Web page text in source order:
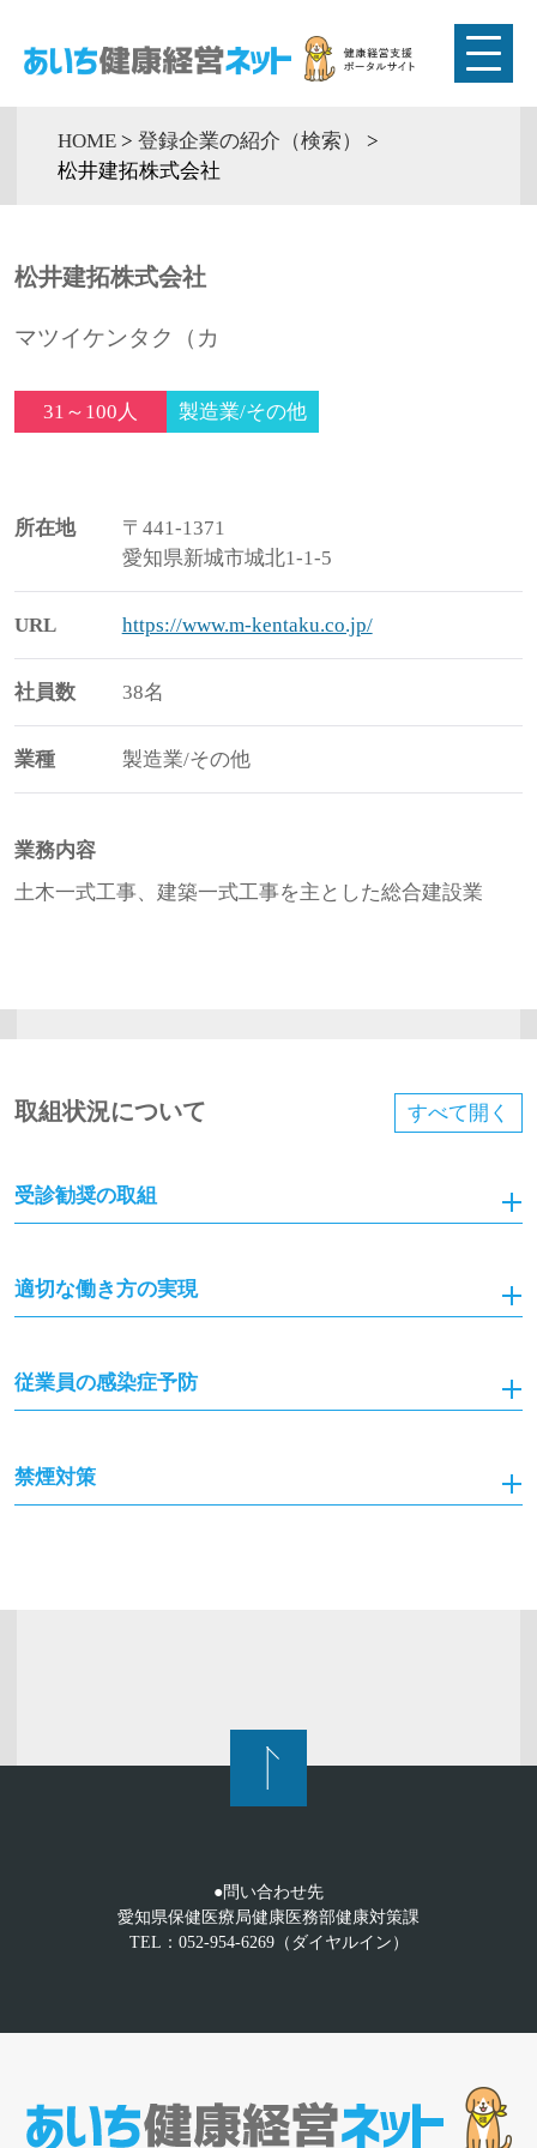
HOME > 登録企業の紹介（検索）
>
松井建拓株式会社
松井建拓株式会社
マツイケンタク（カ
31～100人 製造業/その他
所在地
〒441-1371
愛知県新城市城北1-1-5
URL https://www.m-kentaku.co.jp/
社員数 38名
業種 製造業/その他
業務内容
土木一式工事、建築一式工事を主とした総合建設業
すべて 開く
取組状況について
受診勧奨の取組
適切な働き方の実現
従業員の感染症予防
禁煙対策
●問い合わせ先
愛知県保健医療局健康医務部健康対策課
TEL：052-954-6269（ダイヤルイン）